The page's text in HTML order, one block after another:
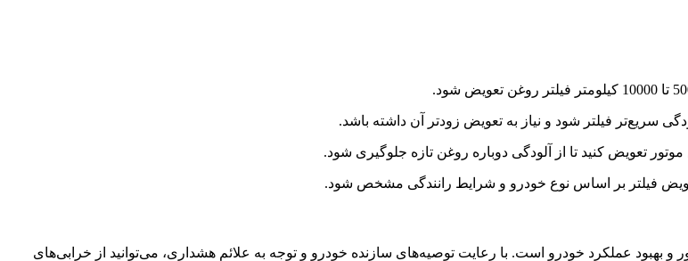
سریع‌تر فیلتر شود و نیاز به تعویض زودتر آن داشته باشد.
تعویض کنید تا از آلودگی دوباره روغن تازه جلوگیری شود.
فیلتر بر اساس نوع خودرو و شرایط رانندگی مشخص شود.
بهبود عملکرد خودرو است. با رعایت توصیه‌های سازنده خودرو و توجه به علائم هشداری، می‌توانید از خرابی‌های